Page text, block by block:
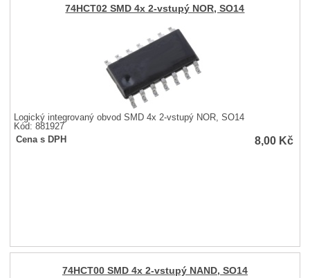
74HCT02 SMD 4x 2-vstupý NOR, SO14
Logický integrovaný obvod SMD 4x 2-vstupý NOR, SO14
Kód: 881927
Cena s DPH
8,00 Kč
74HCT00 SMD 4x 2-vstupý NAND, SO14